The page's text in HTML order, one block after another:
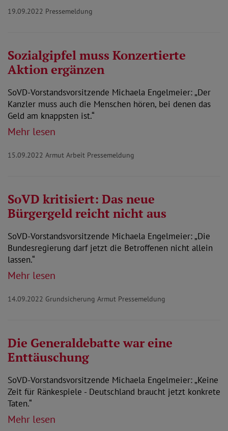
19.09.2022 Pressemeldung
Sozialgipfel muss Konzertierte
Aktion ergänzen
SoVD-Vorstandsvorsitzende Michaela Engelmeier: „Der
Kanzler muss auch die Menschen hören, bei denen das
Geld am knappsten ist.“
Mehr lesen
15.09.2022 Armut Arbeit Pressemeldung
SoVD kritisiert: Das neue
Bürgergeld reicht nicht aus
SoVD-Vorstandsvorsitzende Michaela Engelmeier: „Die
Bundesregierung darf jetzt die Betroffenen nicht allein
lassen.“
Mehr lesen
14.09.2022 Grundsicherung Armut Pressemeldung
Die Generaldebatte war eine
Enttäuschung
SoVD-Vorstandsvorsitzende Michaela Engelmeier: „Keine
Zeit für Ränkespiele - Deutschland braucht jetzt konkrete
Taten.“
Mehr lesen